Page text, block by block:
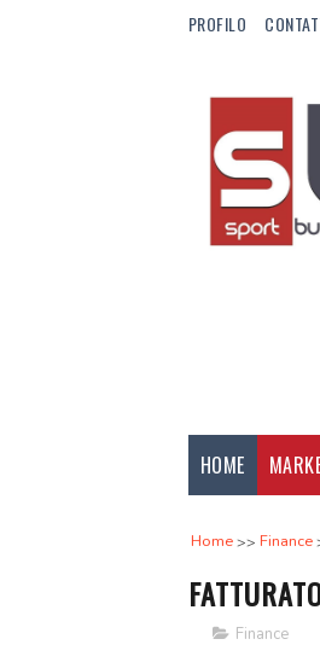
PROFILO
HOME
Home Finance
Finance